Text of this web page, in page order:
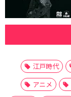
江戸時代
アニメ